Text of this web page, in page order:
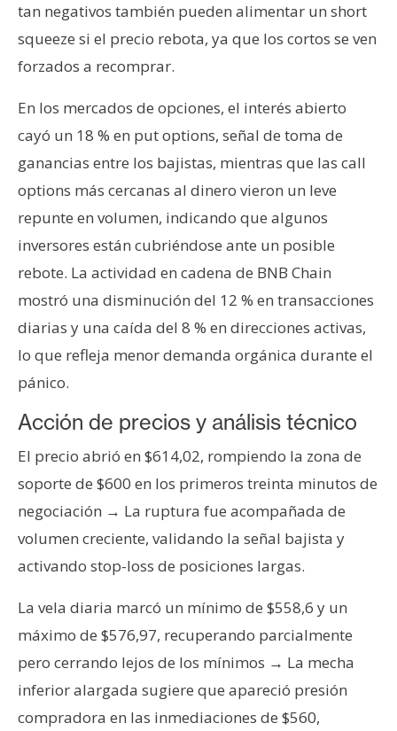
tan negativos también pueden alimentar un short
squeeze si el precio rebota, ya que los cortos se ven
forzados a recomprar.
En los mercados de opciones, el interés abierto
cayó un 18 % en put options, señal de toma de
ganancias entre los bajistas, mientras que las call
options más cercanas al dinero vieron un leve
repunte en volumen, indicando que algunos
inversores están cubriéndose ante un posible
rebote. La actividad en cadena de BNB Chain
mostró una disminución del 12 % en transacciones
diarias y una caída del 8 % en direcciones activas,
lo que refleja menor demanda orgánica durante el
pánico.
Acción de precios y análisis técnico
El precio abrió en $614,02, rompiendo la zona de
soporte de $600 en los primeros treinta minutos de
negociación → La ruptura fue acompañada de
volumen creciente, validando la señal bajista y
activando stop-loss de posiciones largas.
La vela diaria marcó un mínimo de $558,6 y un
máximo de $576,97, recuperando parcialmente
pero cerrando lejos de los mínimos → La mecha
inferior alargada sugiere que apareció presión
compradora en las inmediaciones de $560,